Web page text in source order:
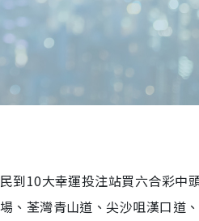
到10大幸運投注站買六合彩中
、荃灣青山道、尖沙咀漢口道